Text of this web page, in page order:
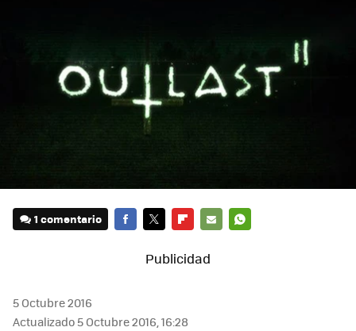
1 comentario
MAIL
5 Octubre 2016
Actualizado 5 Octubre 2016, 16:28